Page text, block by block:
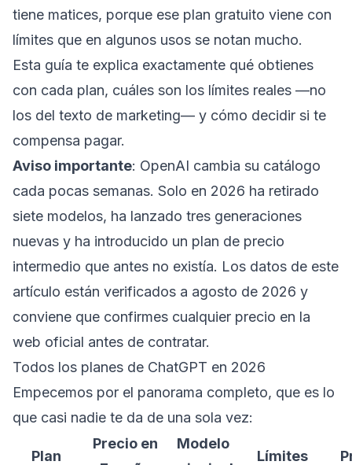
tiene matices, porque ese plan gratuito viene con
límites que en algunos usos se notan mucho.
Esta guía te explica exactamente qué obtienes
con cada plan, cuáles son los límites reales —no
los del texto de marketing— y cómo decidir si te
compensa pagar.
Aviso importante: OpenAI cambia su catálogo
cada pocas semanas. Solo en 2026 ha retirado
siete modelos, ha lanzado tres generaciones
nuevas y ha introducido un plan de precio
intermedio que antes no existía. Los datos de este
artículo están verificados a agosto de 2026 y
conviene que confirmes cualquier precio en la
web oficial antes de contratar.
Todos los planes de ChatGPT en 2026
Empecemos por el panorama completo, que es lo
que casi nadie te da de una sola vez:
Plan
Precio en
Modelo
Límites